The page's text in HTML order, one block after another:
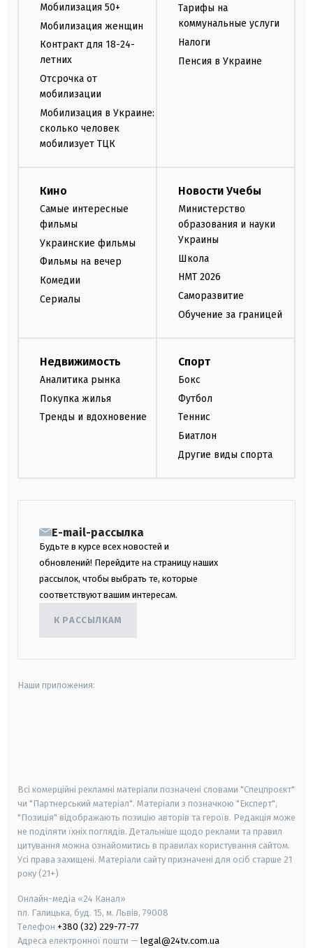
Мобилизация 50+
Мобилизация женщин
Контракт для 18-24-
летних
Отсрочка от
мобилизации
Мобилизация в Украине:
сколько человек
мобилизует ТЦК
Тарифы на
коммунальные услуги
Налоги
Пенсия в Украине
Кино
Самые интересные
фильмы
Украинские фильмы
Фильмы на вечер
Комедии
Сериалы
Новости Учебы
Министерство
образования и науки
Украины
Школа
НМТ 2026
Саморазвитие
Обучение за границей
Недвижимость
Аналитика рынка
Покупка жилья
Тренды и вдохновение
Спорт
Бокс
Футбол
Теннис
Биатлон
Другие виды спорта
E-mail-рассылка
Будьте в курсе всех новостей и
обновлений! Перейдите на страницу наших
рассылок, чтобы выбрать те, которые
соответствуют вашим интересам.
К РАССЫЛКАМ
Наши приложения:
Всі комерційні рекламні матеріали позначені словами "Спецпроєкт"
чи "Партнерський матеріал". Матеріали з позначкою "Експерт",
"Позиція" відображають позицію авторів та героїв. Редакція може
не поділяти їхніх поглядів. Детальніше щодо реклами та правил
цитування можна ознайомитись в правилах користування сайтом.
Усі права захищені. Матеріали сайту призначені для осіб старше 21
року (21+)
Онлайн-медіа «24 Канал»
пл. Галицька, буд. 15, м. Львів, 79008
Телефон +380 (32) 229-77-77
Адреса електронної пошти — legal@24tv.com.ua